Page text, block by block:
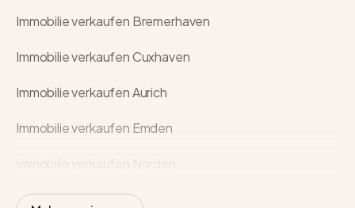
Immobilie verkaufen Bremerhaven
Immobilie verkaufen Cuxhaven
Immobilie verkaufen Aurich
Immobilie verkaufen Emden